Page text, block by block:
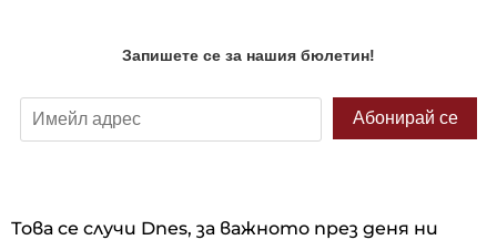
Това се случи Dnes, за важното през деня ни